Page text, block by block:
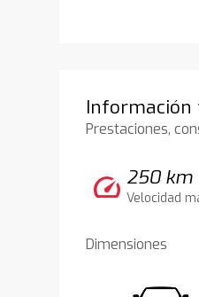
Información
Prestaciones,
speed 250 km
Velocidad
Dimensiones